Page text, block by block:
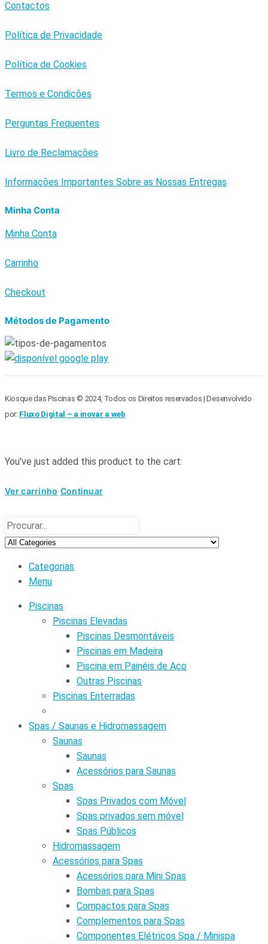
Contactos
Política de Privacidade
Política de Cookies
Termos e Condições
Perguntas Frequentes
Livro de Reclamações
Informações Importantes Sobre as Nossas Entregas
Minha Conta
Minha Conta
Carrinho
Checkout
Métodos de Pagamento
Kiosque das Piscinas © 2024, Todos os Direitos reservados | Desenvolvido
por: Fluxo Digital – a inovar a web
You've just added this product to the cart:
Ver carrinho Continuar
Categorias
Menu
Piscinas
Piscinas Elevadas
Piscinas Desmontáveis
Piscinas em Madeira
Piscina em Painéis de Aço
Outras Piscinas
Piscinas Enterradas
Spas / Saunas e Hidromassagem
Saunas
Saunas
Acessórios para Saunas
Spas
Spas Privados com Móvel
Spas privados sem móvel
Spas Públicos
Hidromassagem
Acessórios para Spas
Acessórios para Mini Spas
Bombas para Spas
Compactos para Spas
Complementos para Spas
Componentes Elétricos Spa / Minispa